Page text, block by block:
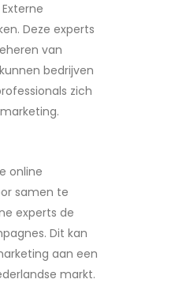
Deze experts
van
bedrijven
zich
online
samen te
experts de
Dit kan
aan een
markt.